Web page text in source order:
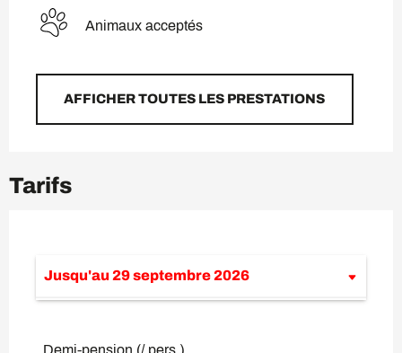
Animaux acceptés
AFFICHER TOUTES LES PRESTATIONS
Tarifs
Jusqu'au 29 septembre 2026